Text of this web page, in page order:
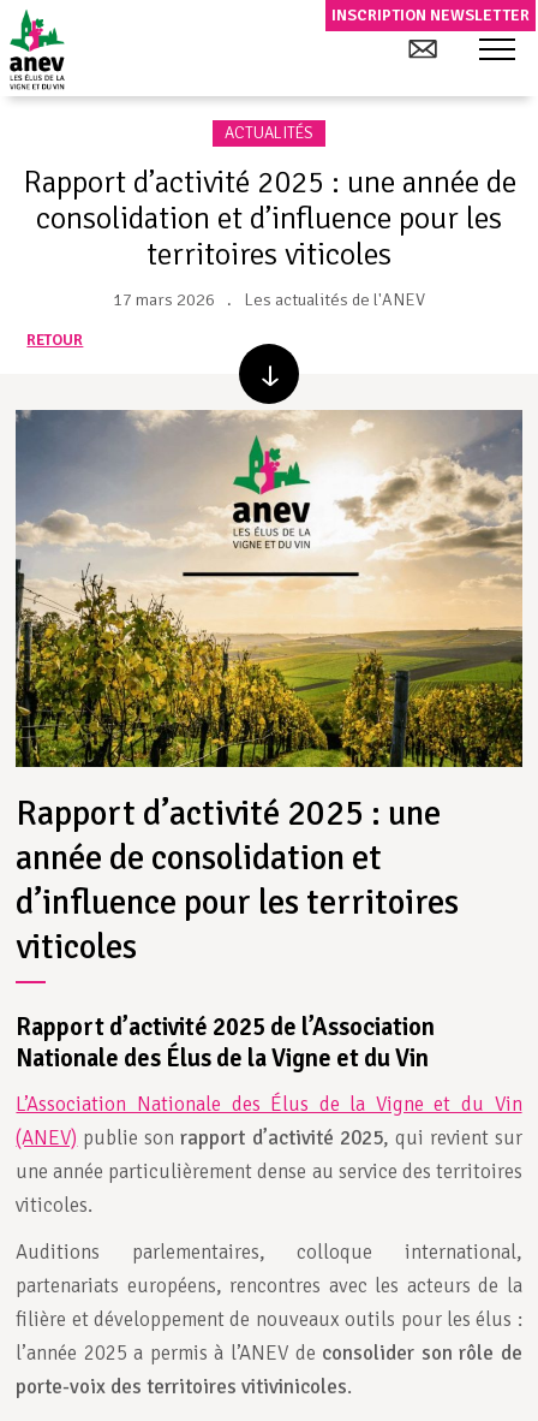
INSCRIPTION NEWSLETTER
ACTUALITÉS
Rapport d’activité 2025 : une année de
consolidation et d’influence pour les
territoires viticoles
17 mars 2026 Les actualités de l'ANEV
RETOUR
Rapport d’activité 2025 : une
année de consolidation et
d’influence pour les territoires
viticoles
Rapport d’activité 2025 de l’Association
Nationale des Élus de la Vigne et du Vin
L’Association Nationale des Élus de la Vigne et du Vin
(ANEV) publie sonrapport d’activité 2025, qui revient sur
une année particulièrement dense au service des territoires
viticoles.
Auditions parlementaires, colloque international,
partenariats européens, rencontres avec les acteurs de la
filière et développement de nouveaux outils pour les élus :
l’année 2025 a permis à l’ANEV de consolider son rôle de
porte-voix des territoires vitivinicoles.